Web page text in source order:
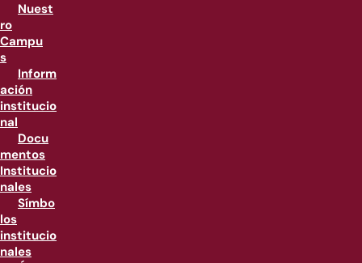
Nuest
ro
Campu
s
Inform
ación
institucio
nal
Docu
mentos
Institucio
nales
Símbo
los
institucio
nales